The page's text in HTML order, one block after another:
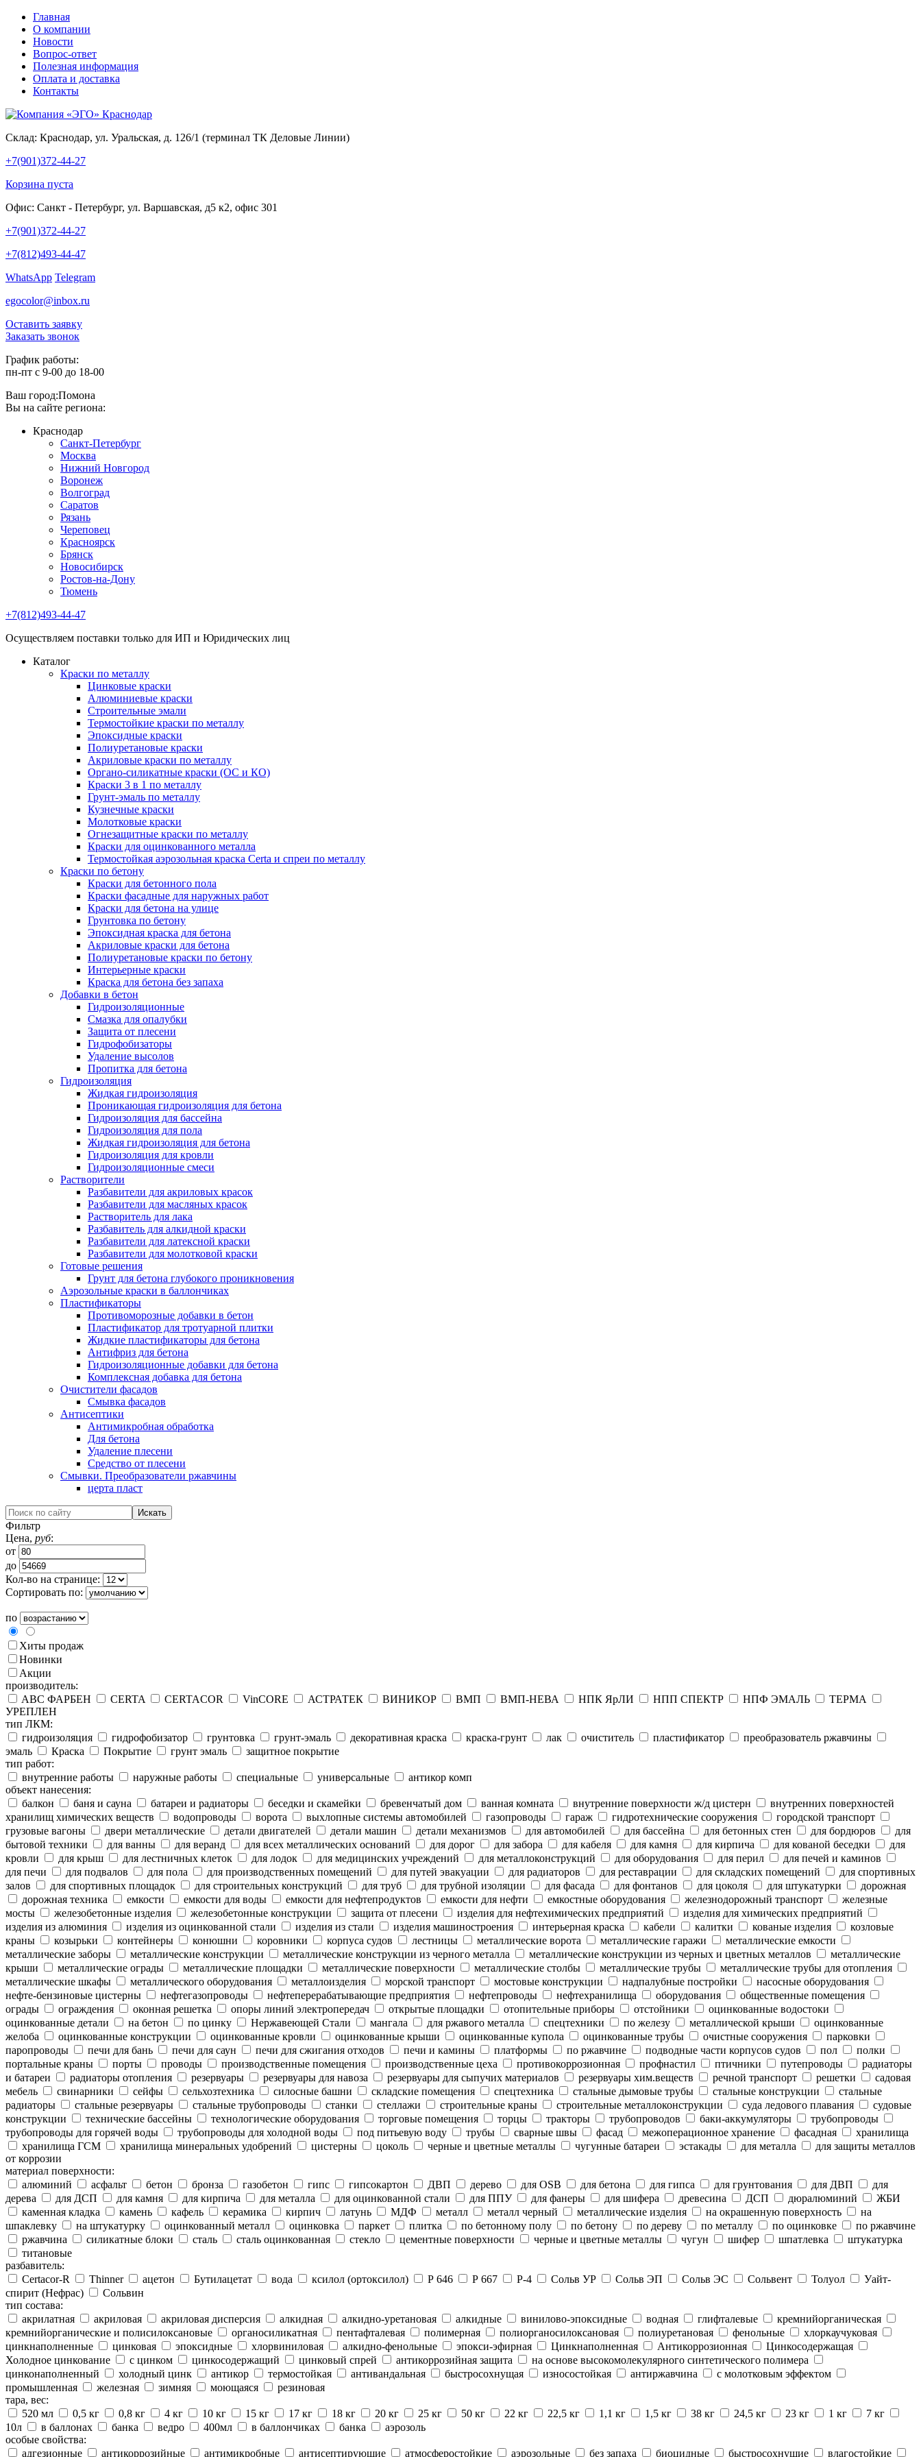
Главная
О компании
Новости
Вопрос-ответ
Полезная информация
Оплата и доставка
Контакты
Склад: Краснодар, ул. Уральская, д. 126/1 (терминал ТК Деловые Линии)
+7(901)372-44-27
Корзина пуста
Офис: Санкт - Петербург, ул. Варшавская, д5 к2, офис 301
+7(901)372-44-27
+7(812)493-44-47
WhatsApp Telegram
egocolor@inbox.ru
Оставить заявку
Заказать звонок
График работы:
пн-пт с 9-00 до 18-00
Ваш город:Помона
Вы на сайте региона:
Краснодар
Санкт-Петербург
Москва
Нижний Новгород
Воронеж
Волгоград
Саратов
Рязань
Череповец
Красноярск
Брянск
Новосибирск
Ростов-на-Дону
Тюмень
+7(812)493-44-47
Осуществляем поставки только для ИП и Юридических лиц
Каталог
Краски по металлу
Цинковые краски
Алюминиевые краски
Строительные эмали
Термостойкие краски по металлу
Эпоксидные краски
Полиуретановые краски
Акриловые краски по металлу
Органо-силикатные краски (ОС и КО)
Краски 3 в 1 по металлу
Грунт-эмаль по металлу
Кузнечные краски
Молотковые краски
Огнезащитные краски по металлу
Краски для оцинкованного металла
Термостойкая аэрозольная краска Certa и спреи по металлу
Краски по бетону
Краски для бетонного пола
Краски фасадные для наружных работ
Краски для бетона на улице
Грунтовка по бетону
Эпоксидная краска для бетона
Акриловые краски для бетона
Полиуретановые краски по бетону
Интерьерные краски
Краска для бетона без запаха
Добавки в бетон
Гидроизоляционные
Смазка для опалубки
Защита от плесени
Гидрофобизаторы
Удаление высолов
Пропитка для бетона
Гидроизоляция
Жидкая гидроизоляция
Проникающая гидроизоляция для бетона
Гидроизоляция для бассейна
Гидроизоляция для пола
Жидкая гидроизоляция для бетона
Гидроизоляция для кровли
Гидроизоляционные смеси
Растворители
Разбавители для акриловых красок
Разбавители для масляных красок
Растворитель для лака
Разбавитель для алкидной краски
Разбавители для латексной краски
Разбавители для молотковой краски
Готовые решения
Грунт для бетона глубокого проникновения
Аэрозольные краски в баллончиках
Пластификаторы
Противоморозные добавки в бетон
Пластификатор для тротуарной плитки
Жидкие пластификаторы для бетона
Антифриз для бетона
Гидроизоляционные добавки для бетона
Комплексная добавка для бетона
Очистители фасадов
Смывка фасадов
Антисептики
Антимикробная обработка
Для бетона
Удаление плесени
Средство от плесени
Смывки. Преобразователи ржавчины
церта пласт
Фильтр
Цена, руб:
от
до
Кол-во на странице:
Сортировать по:
по
Хиты продаж
Новинки
Акции
производитель:
ABC ФАРБЕН
CERTA CERTACOR VinCORE АСТРАТЕК ВИНИКОР ВМП ВМП-НЕВА НПК ЯрЛИ НПП СПЕКТР НПФ ЭМАЛЬ
ТЕРМА
УРЕПЛЕН
тип ЛКМ:
гидроизоляция
гидрофобизатор грунтовка грунт-эмаль декоративная краска краска-грунт лак очиститель пластификатор
преобразователь ржавчины
эмаль
Краска Покрытие грунт эмаль
защитное покрытие
тип работ:
внутренние работы
наружные работы специальные универсальные
антикор комп
объект нанесения:
балкон
баня и сауна батареи и радиаторы беседки и скамейки бревенчатый дом ванная комната внутренние поверхности ж/д цистерн
внутренних поверхностей
хранилищ химических веществ
водопроводы ворота выхлопные системы автомобилей газопроводы гараж гидротехнические сооружения
городской транспорт
грузовые вагоны
двери металлические детали двигателей детали машин детали механизмов для автомобилей для бассейна для бетонных стен для бордюров
для
бытовой техники
для ванны для веранд для всех металлических оснований для дорог для забора для кабеля для камня для кирпича для кованой беседки
для
кровли
для крыш для лестничных клеток для лодок для медицинских учреждений для металлоконструкций для оборудования для перил
для печей и каминов
для печи
для подвалов для пола для производственных помещений для путей эвакуации для радиаторов для реставрации для складских помещений
для спортивных
залов
для спортивных площадок для строительных конструкций для труб для трубной изоляции для фасада для фонтанов для цоколя для штукатурки
дорожная
дорожная техника
емкости емкости для воды емкости для нефтепродуктов емкости для нефти емкостные оборудования железнодорожный транспорт
железные
мосты
железобетонные изделия железобетонные конструкции защита от плесени изделия для нефтехимических предприятий
изделия для химических предприятий
изделия из алюминия
изделия из оцинкованной стали изделия из стали изделия машиностроения интерьерная краска кабели калитки кованые изделия
козловые
краны
козырьки контейнеры конюшни коровники корпуса судов лестницы металлические ворота металлические гаражи
металлические емкости
металлические заборы
металлические конструкции металлические конструкции из черного металла металлические конструкции из черных и цветных металлов
металлические
крыши
металлические ограды металлические площадки металлические поверхности металлические столбы металлические трубы
металлические трубы для отопления
металлические шкафы
металлического оборудования металлоизделия морской транспорт мостовые конструкции надпалубные постройки
насосные оборудования
нефте-бензиновые цистерны
нефтегазопроводы нефтеперерабатывающие предприятия нефтепроводы нефтехранилища оборудования
общественные помещения
ограды
ограждения оконная решетка опоры линий электропередач открытые площадки отопительные приборы отстойники
оцинкованные водостоки
оцинкованные детали
на бетон по цинку Нержавеющей Стали мангала для ржавого металла спецтехники по железу металлической крыши
оцинкованные
желоба
оцинкованные конструкции оцинкованные кровли оцинкованные крыши оцинкованные купола оцинкованные трубы очистные сооружения
парковки
паропроводы
печи для бань печи для саун печи для сжигания отходов печи и камины платформы по ржавчине подводные части корпусов судов пол
полки
портальные краны
порты проводы производственные помещения производственные цеха противокоррозионная профнастил птичники путепроводы
радиаторы
и батареи
радиаторы отопления резервуары резервуары для навоза резервуары для сыпучих материалов резервуары хим.веществ речной транспорт решетки
садовая
мебель
свинарники сейфы сельхозтехника силосные башни складские помещения спецтехника стальные дымовые трубы стальные конструкции
стальные
радиаторы
стальные резервуары стальные трубопроводы станки стеллажи строительные краны строительные металлоконструкции суда ледового плавания
судовые
конструкции
технические бассейны технологические оборудования торговые помещения торцы тракторы трубопроводов баки-аккумуляторы
трубопроводы
трубопроводы для горячей воды
трубопроводы для холодной воды под питьевую воду трубы сварные швы фасад межоперационное хранение фасадная
хранилища
хранилища ГСМ
хранилища минеральных удобрений цистерны цоколь черные и цветные металлы чугунные батареи эстакады для металла
для защиты металлов
от коррозии
материал поверхности:
алюминий
асфальт бетон бронза газобетон гипс гипсокартон ДВП дерево для OSB для бетона для гипса для грунтования для ДВП
для
дерева
для ДСП для камня для кирпича для металла для оцинкованной стали для ППУ для фанеры для шифера древесина ДСП дюралюминий
ЖБИ
каменная кладка
камень кафель керамика кирпич латунь МДФ металл металл черный металлические изделия на окрашенную поверхность
на
шпаклевку
на штукатурку оцинкованный металл оцинковка паркет плитка по бетонному полу по бетону по дереву по металлу по оцинковке
по ржавчине
ржавчина
силикатные блоки сталь сталь оцинкованная стекло цементные поверхности черные и цветные металлы чугун шифер шпатлевка
штукатурка
титановые
разбавитель:
Certacor-R
Thinner ацетон Бутилацетат вода ксилол (ортоксилол) Р 646 Р 667 Р-4 Сольв УР Сольв ЭП Сольв ЭС Сольвент Толуол
Уайт-
спирит (Нефрас)
Сольвин
тип состава:
акрилатная
акриловая акриловая дисперсия алкидная алкидно-уретановая алкидные винилово-эпоксидные водная глифталевые
кремнийорганическая
кремнийорганические и полисилоксановые
органосиликатная пентафталевая полимерная полиорганосилоксановая полиуретановая фенольные
хлоркаучуковая
цинкнаполненные
цинковая эпоксидные хлорвиниловая алкидно-фенольные эпокси-эфирная Цинкнаполненная Антикоррозионная
Цинкосодержащая
Холодное цинкование
с цинком цинкосодержащий цинковый спрей антикоррозийная защита
на основе высокомолекулярного синтетического полимера
цинконаполненный
холодный цинк антикор термостойкая антивандальная быстросохнущая износостойкая антиржавчина
с молотковым эффектом
промышленная
железная зимняя моющаяся
резиновая
тара, вес:
520 мл
0,5 кг 0,8 кг 4 кг 10 кг 15 кг 17 кг 18 кг 20 кг 25 кг 50 кг 22 кг 22,5 кг 1,1 кг 1,5 кг 38 кг 24,5 кг 23 кг 1 кг
7 кг
10л
в баллонах банка ведро 400мл в баллончиках банка
аэрозоль
особые свойства:
адгезионные
антикоррозийные антимикробные антисептирующие атмосферостойкие аэрозольные без запаха биоцидные быстросохнущие влагостойкие